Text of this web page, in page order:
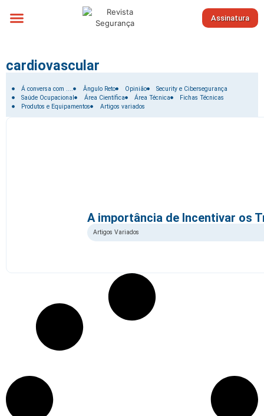
Assinatura
cardiovascular
Filtrar por:
Á conversa com .... Ângulo Reto Opinião
Security e Cibersegurança
Saúde Ocupacional
Área Científica Área Técnica
Fichas Técnicas
Produtos e Equipamentos
Artigos variados
A importância de Incentivar os
Artigos Variados